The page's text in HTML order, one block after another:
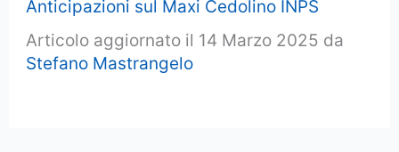
Anticipazioni sul Maxi Cedolino INPS
Articolo aggiornato il 14 Marzo 2025 da
Stefano Mastrangelo